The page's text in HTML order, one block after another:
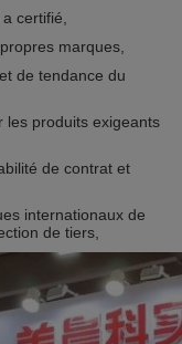
certifié,
marques,
de tendance du
les produits exigeants
de contrat et
internationaux de
de tiers,